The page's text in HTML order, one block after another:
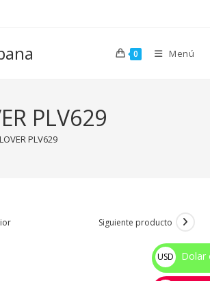
0 Menú
PLV629
PLV629
Siguiente producto
USD
$
Dolar